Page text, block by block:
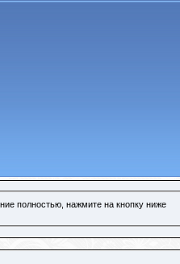
полностью, нажмите на кнопку ниже